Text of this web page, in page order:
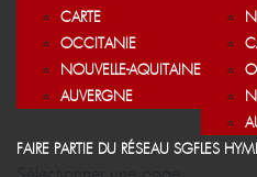
CARTE
OCCITANIE
NOUVELLE-AQUITAINE
AUVERGNE
FAIRE PARTIE DU RÉSEAU SGFLES